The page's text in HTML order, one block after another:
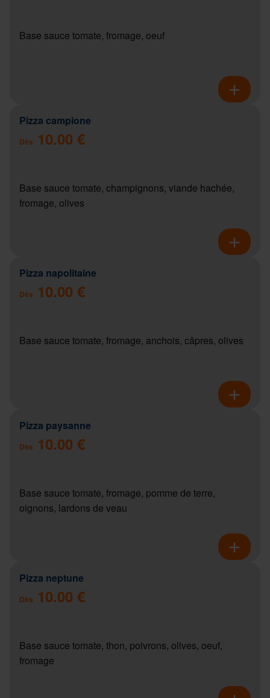
Base sauce tomate, fromage, oeuf
Pizza campione
Dès 10.00 €
Base sauce tomate, champignons, viande hachée,
fromage, olives
Pizza napolitaine
Dès 10.00 €
Base sauce tomate, fromage, anchois, câpres, olives
Pizza paysanne
Dès 10.00 €
Base sauce tomate, fromage, pomme de terre,
oignons, lardons de veau
Pizza neptune
Dès 10.00 €
Base sauce tomate, thon, poivrons, olives, oeuf,
fromage